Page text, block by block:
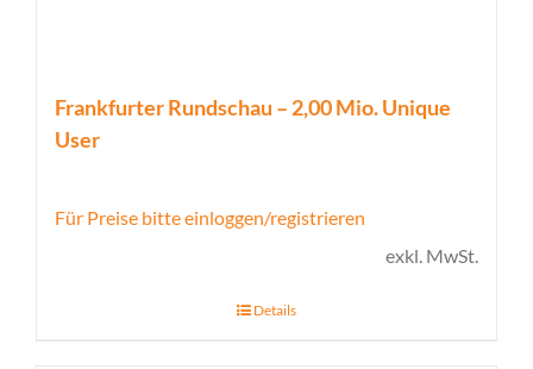
Frankfurter Rundschau – 2,00 Mio. Unique
User
Für Preise bitte einloggen/registrieren
exkl. MwSt.
Details